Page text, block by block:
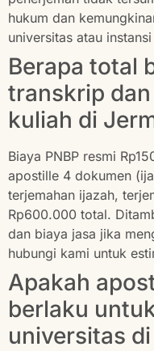
hukum dan
universitas atau
Berapa total
transkrip
kuliah di
Biaya PNBP resmi
apostille 4 dokumen
terjemahan ijazah,
Rp600.000 total.
dan biaya jasa jika
hubungi kami untuk
Apakah
berlaku
universitas